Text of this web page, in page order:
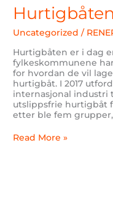
Uncategorized /
Hurtigbåten er i dag
fylkeskommunene
for hvordan de vil
hurtigbåt. I 2017
internasjonal industri
utslippsfrie hurtigbåt
etter ble fem grupper,
utslippsfri
Read More »